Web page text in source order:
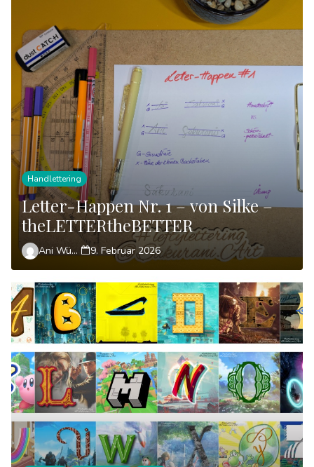
Handlettering
Letter-Happen Nr. 1 – von Silke –
theLETTERtheBETTER
Ani Wünsch 9. Februar 2026